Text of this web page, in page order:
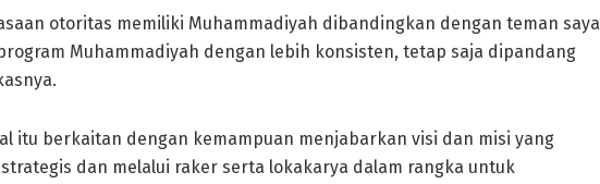
otoritas memiliki Muhammadiyah dibandingkan dengan teman saya
Muhammadiyah dengan lebih konsisten, tetap saja dipandang
itu berkaitan dengan kemampuan menjabarkan visi dan misi yang
dan melalui raker serta lokakarya dalam rangka untuk